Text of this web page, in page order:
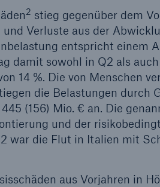
2 stieg gegenüber dem
Verluste aus der
entspricht einem
damit sowohl in Q2 als
14 %. Die von Menschen
die Belastungen durch
(156) Mio. € an. Die
und der
war die Flut in Italien mit
aus Vorjahren in